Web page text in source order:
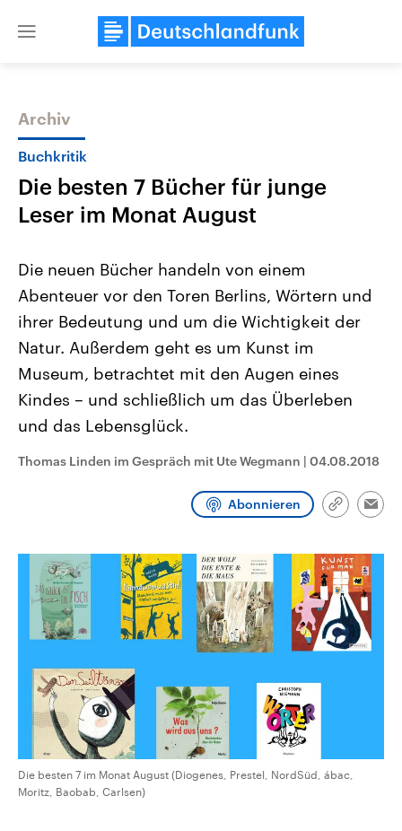
Close
Themen
Landtagswahl Sachsen-Anhalt
2026
Alle Informationen
Sachsen-Anhalt wählt am 6.
September 2026 einen neuen
Landtag. Seit 2021 wird das
Bundesland von einer Koalition aus
Umfragen, Prognosen,
und Hintergründe zu den Parteien
und Kandidaten der anstehenden
USA
Aktuelle Beiträge,
Hintergründe
Wirtschaftlich und
gehören die Vereinigten
den mächtigsten Ländern
mit großem Einfluss auf
Sendungen Programm Podcasts
Archiv
Buchkritik
Die besten 7 Bücher für junge
Leser im Monat August
Die neuen Bücher handeln von einem
Abenteuer vor den Toren Berlins, Wörtern und
ihrer Bedeutung und um die Wichtigkeit der
Natur. Außerdem geht es um Kunst im
Museum, betrachtet mit den Augen eines
Kindes – und schließlich um das Überleben
und das Lebensglück.
Thomas Linden im Gespräch mit Ute Wegmann | 04.08.2018
Abonnieren
Link
Die besten 7 im Monat August (Diogenes, Prestel, NordSüd, ábac,
Moritz, Baobab, Carlsen)